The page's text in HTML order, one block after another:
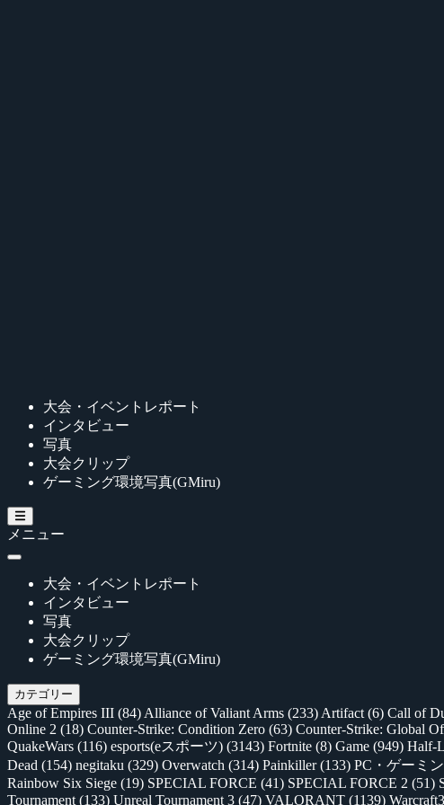
大会・イベントレポート
インタビュー
写真
大会クリップ
ゲーミング環境写真(GMiru)
メニュー
大会・イベントレポート
インタビュー
写真
大会クリップ
ゲーミング環境写真(GMiru)
カテゴリー
Age of Empires III (84) Alliance of Valiant Arms (233) Artifact (6) Call of
Online 2 (18) Counter-Strike: Condition Zero (63) Counter-Strike: Global
QuakeWars (116) esports(eスポーツ) (3143) Fortnite (8) Game (949) Half-
Dead (154) negitaku (329) Overwatch (314) Painkiller(133) PC・ゲーミ
Rainbow Six Siege (19) SPECIAL FORCE (41) SPECIAL FORCE 2 (51)
Tournament (133) Unreal Tournament 3 (47) VALORANT (1139) Warcraft3